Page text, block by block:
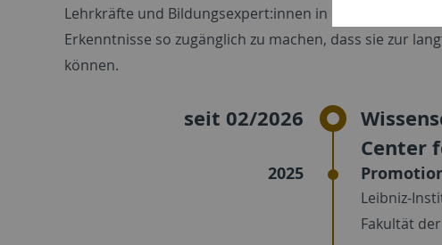
Lehrkräfte und Bildungsexpert:innen in die Praxis
Erkenntnisse so zugänglich zu machen, dass sie zur
können.
seit 02/2026
Center
2025
Leibniz-
Fakultät